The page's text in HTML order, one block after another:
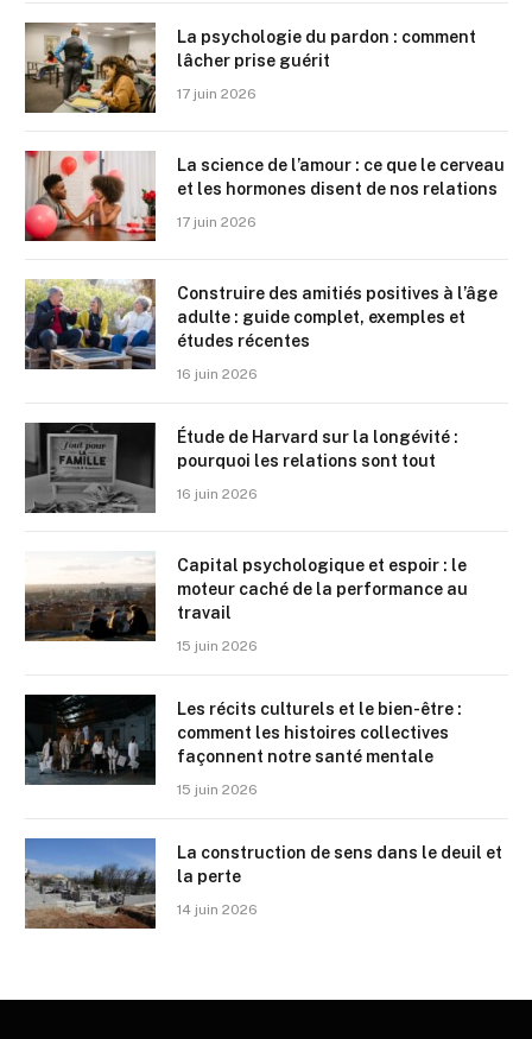
La psychologie du pardon : comment
lâcher prise guérit
17 juin 2026
La science de l’amour : ce que le cerveau
et les hormones disent de nos relations
17 juin 2026
Construire des amitiés positives à l’âge
adulte : guide complet, exemples et
études récentes
16 juin 2026
Étude de Harvard sur la longévité :
pourquoi les relations sont tout
16 juin 2026
Capital psychologique et espoir : le
moteur caché de la performance au
travail
15 juin 2026
Les récits culturels et le bien-être :
comment les histoires collectives
façonnent notre santé mentale
15 juin 2026
La construction de sens dans le deuil et
la perte
14 juin 2026